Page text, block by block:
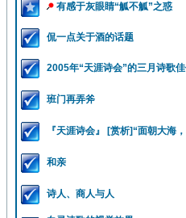
有感于灰眼睛“觚不觚”之惑
侃一点关于酒的话题
2005年“天涯诗会”的三月诗歌佳
班门再弄斧
『天涯诗会』 [赏析]“面朝大
和亲
诗人、商人与人